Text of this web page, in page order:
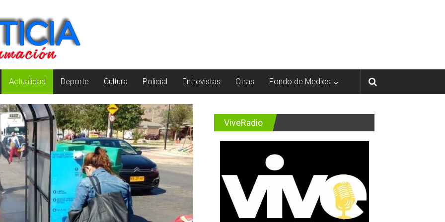
Actualidad Deporte Cultura Policial Entrevistas Otras Fondo de Medios
ViveRadio